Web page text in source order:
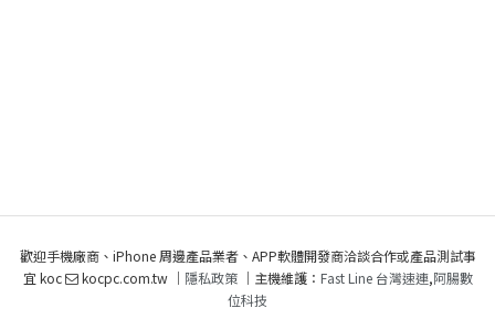
歡迎手機廠商、iPhone 周邊產品業者、APP軟體開發商洽談合作或產品測試事
宜 koc
kocpc.com.tw ｜ 隱私政策｜主機維護： Fast Line 台灣速連,阿腸數
位科技